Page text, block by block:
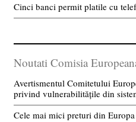
Cinci banci permit platile cu
Noutati Comisia
Avertismentul Comitetului
privind vulnerabilitățile din
Cele mai mici preturi din